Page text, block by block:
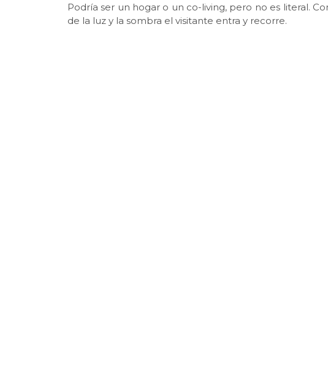
Podría ser un hogar o un co-living, pero no es literal.
de la luz y la sombra el visitante entra y recorre.